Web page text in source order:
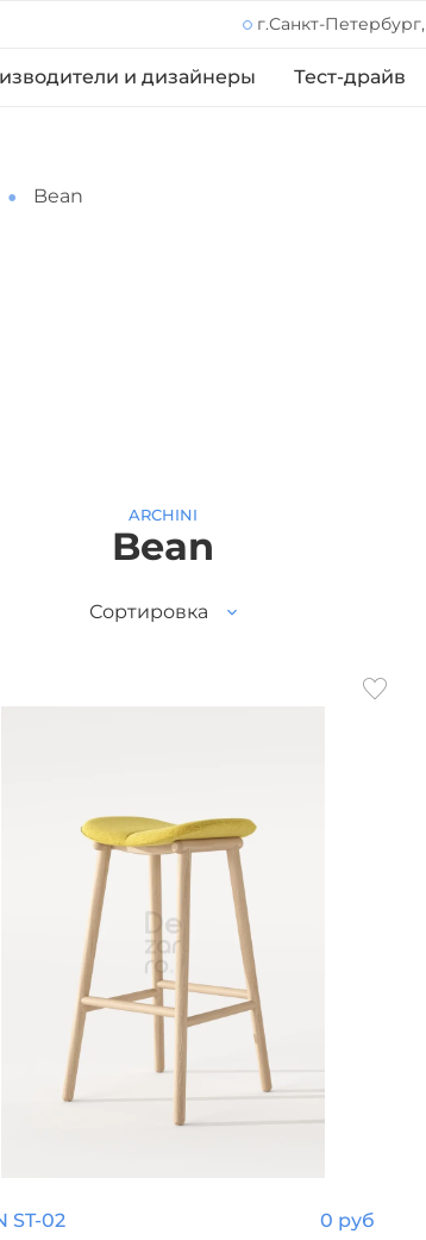
г.Санкт-
и дизайнеры Тест-драйв
Bean
ARCHINI
Bean
Сортировка
ST-02 0 руб